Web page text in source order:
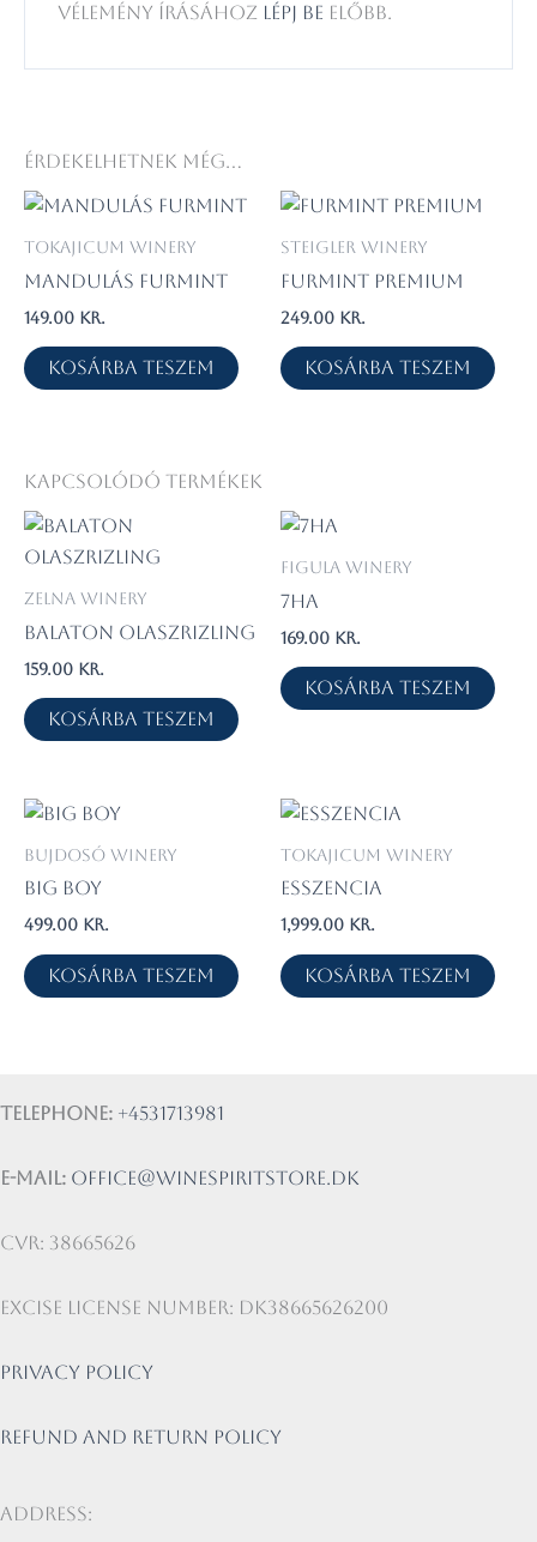
Vélemény írásához lépj be előbb.
Érdekelhetnek még…
Tokajicum Winery
Mandulás Furmint
149.00 kr.
Kosárba teszem
Steigler Winery
Furmint Premium
249.00 kr.
Kosárba teszem
Kapcsolódó termékek
Zelna Winery
Balaton Olaszrizling
159.00 kr.
Kosárba teszem
Figula Winery
7ha
169.00 kr.
Kosárba teszem
Bujdosó Winery
Big Boy
499.00 kr.
Kosárba teszem
Tokajicum Winery
Esszencia
1,999.00 kr.
Kosárba teszem
Telephone: +4531713981
E-mail: office@winespiritstore.dk
CVR: 38665626
Excise license number: DK38665626200
Privacy Policy
Refund and return policy
Address: